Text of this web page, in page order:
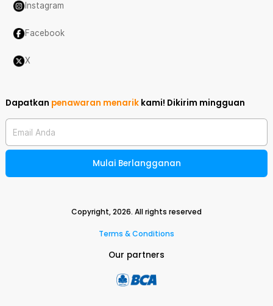
Instagram
Facebook
X
Dapatkan penawaran menarik kami! Dikirim mingguan
Email Anda
Mulai Berlangganan
Copyright,2026. All rights reserved
Terms & Conditions
Our partners